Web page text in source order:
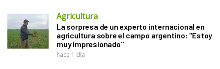
Agricultura
La sorpresa de un experto internacional en
agricultura sobre el campo argentino: "Estoy
muy impresionado"
hace 1 día